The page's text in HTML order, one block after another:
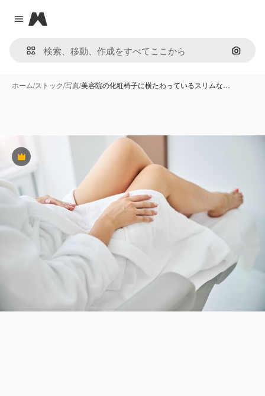
Close menu
Magnific
画像で
ホーム/ストック/写真/美容院の化粧椅子に横たわっているスリムな…
Premium